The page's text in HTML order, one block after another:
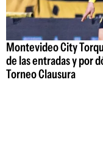
Montevideo City
de las entradas y por
Torneo Clausura